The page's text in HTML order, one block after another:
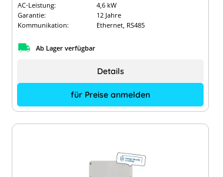
AC-Leistung:
4,6 kW
Garantie:
12 Jahre
Kommunikation:
Ethernet, RS485
Ab Lager verfügbar
für Preise anmelden
Details